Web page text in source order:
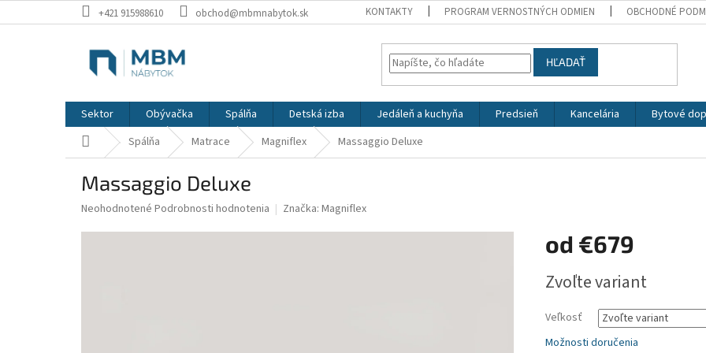
na
+421 915988610 obchod@mbmnabytok.sk KONTAKTY PROGRAM VERNOSTNÝCH ODMIEN OBCHODNÉ
HĽADAŤ
Sektor Obývačka Spálňa Detská izba Jedáleň a kuchyňa Predsieň Kancelária Bytové
DomovSpálňa Matrace Magniflex Massaggio Deluxe
Massaggio Deluxe
Priemerné
Neohodnotené Podrobnosti hodnotenia Značka: Magniflex
od €679
cena:
Zvoľte variant
Veľkosť
Možnosti doručenia